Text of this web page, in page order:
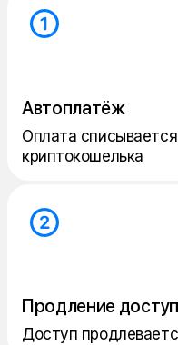
Автоплатёж
Оплата
криптокошелька
Продление
Доступ